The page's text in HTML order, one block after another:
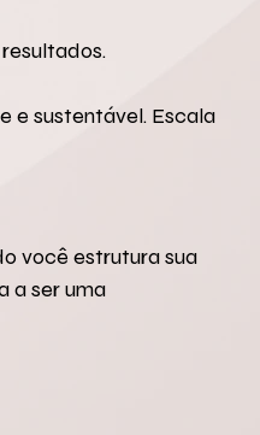
e sustentável. Escala
você estrutura sua
a ser uma